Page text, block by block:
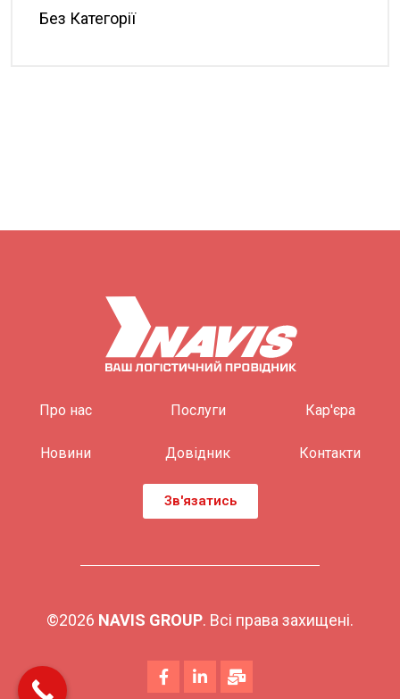
Без Категорії
Про нас Послуги Кар'єра
Новини Довідник Контакти
Зв'язатись
©2026 NAVIS GROUP. Всі права захищені.